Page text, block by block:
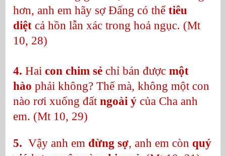
hơn, anh em hãy sợ Đấng có thể tiêu
diệt cả hồn lẫn xác trong hoả ngục. (Mt
10, 28)
4. Hai con chim sẻ chỉ bán được một
hào phải không? Thế mà, không một con
nào rơi xuống đất ngoài ý của Cha anh
em. (Mt 10, 29)
5. Vậy anh em đừng sợ, anh em còn quý